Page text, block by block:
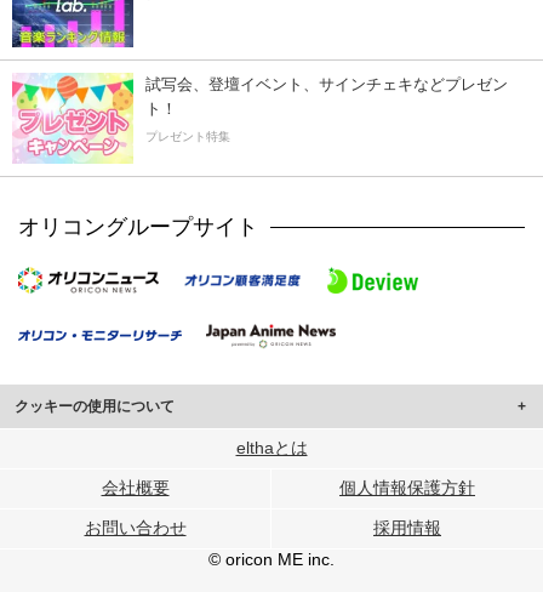
試写会、登壇イベント、サインチェキなどプレゼン
ト！
プレゼント特集
オリコングループサイト
クッキーの使用について
このサイトでは Cookie を使用して、ユーザーに合わせたコンテンツや広告の
行っています。
メディアや広告配信、データ解析の各パートナーに提供しています。
各パートナーは、この情報とユーザーが各パートナーに提供した他の情報や、
ユーザーが各パートナーのサービスを使用したときに収集した他の情報を組み
elthaとは
会社概要 個人情報保護方針
お問い合わせ
採用情報
© oricon ME inc.